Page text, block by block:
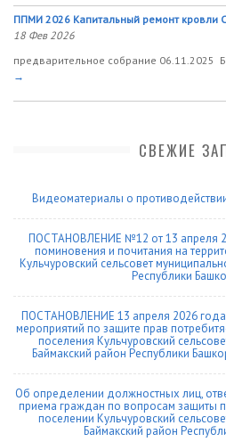
ППМИ 2026 Капитальный ремонт кровли
18 Фев 2026
предварительное собрание 06.11.2025
→
СВЕЖИЕ
Видеоматериалы о
ПОСТАНОВЛЕНИЕ №12 от 13 апреля
поминовения и почитания на
Кульчуровский сельсовет
Республики
ПОСТАНОВЛЕНИЕ 13 апреля 2026
мероприятий по защите прав
поселения Кульчуровский
Баймакский район Республики
Об определении должностных лиц,
приема граждан по вопросам защиты
поселении Кульчуровский
Баймакский район